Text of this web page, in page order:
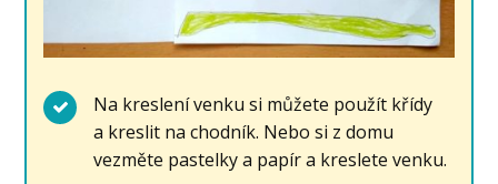
Na kreslení venku si můžete použít křídy
a kreslit na chodník. Nebo si z domu
vezměte pastelky a papír a kreslete venku.